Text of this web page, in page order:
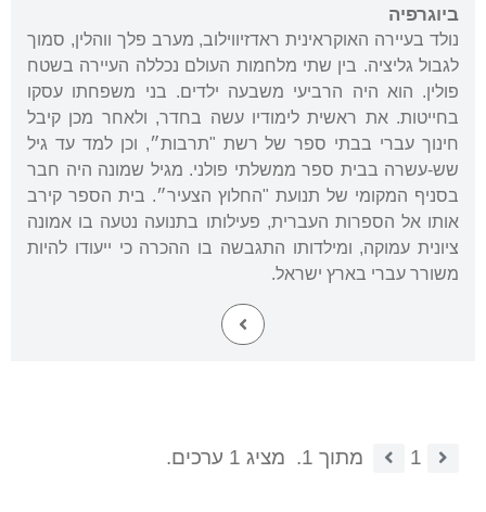
ביוגרפיה
נולד בעיירה האוקראינית ראדזיווילוב, מערב פלך ווהלין, סמוך
לגבול גליציה. בין שתי מלחמות העולם נכללה העיירה בשטח
פולין. הוא היה הרביעי משבעה ילדים. בני משפחתו עסקו
בחייטות. את ראשית לימודיו עשה בחדר, ולאחר מכן קיבל
חינוך עברי בבתי ספר של רשת "תרבות״, וכן למד עד גיל
שש-עשרה בבית ספר ממשלתי פולני. מגיל שמונה היה חבר
בסניף המקומי של תנועת "החלוץ הצעיר״. בית הספר קירב
אותו אל הספרות העברית, פעילותו בתנועה נטעה בו אמונה
ציונית עמוקה, ומילדותו התגבשה בו ההכרה כי ייעודו להיות
משורר עברי בארץ ישראל.
1 מתוך 1. מציג 1 ערכים.